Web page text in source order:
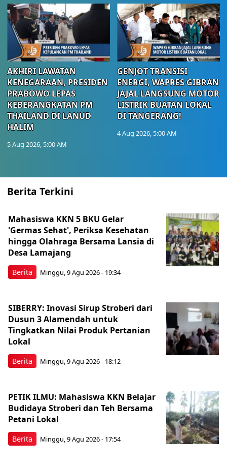
AKHIRI LAWATAN
KENEGARAAN, PRESIDEN
PRABOWO LEPAS
KEBERANGKATAN PM
THAILAND DI LANUD
HALIM
5 Aug 2026, 5:00 AM
GENJOT TRANSISI
ENERGI, WAPRES GIBRAN
JAJAL LANGSUNG MOTOR
LISTRIK BUATAN LOKAL
DI TANGERANG!
4 Aug 2026, 5:00 AM
Berita Terkini
Berita
Mahasiswa KKN 5 BKU Gelar
'Germas Sehat', Periksa Kesehatan
hingga Olahraga Bersama Lansia di
Desa Lamajang
Minggu, 9 Agu 2026 - 19:34
Berita
SIBERRY: Inovasi Sirup Stroberi dari
Dusun 3 Alamendah untuk
Tingkatkan Nilai Produk Pertanian
Lokal
Minggu, 9 Agu 2026 - 18:12
Berita
PETIK ILMU: Mahasiswa KKN Belajar
Budidaya Stroberi dan Teh Bersama
Petani Lokal
Minggu, 9 Agu 2026 - 17:54